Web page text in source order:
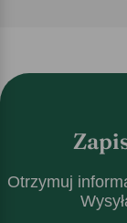
Otrzymuj